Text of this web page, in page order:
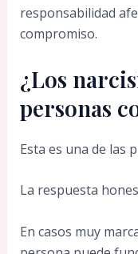
responsabilidad
compromiso.
¿Los
personas
Esta es una de las
La respuesta
En casos muy